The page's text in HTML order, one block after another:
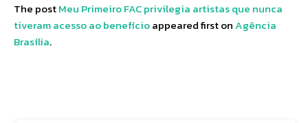
The postMeu Primeiro FAC privilegia artistas que nunca
tiveram acesso ao benefícioappeared first onAgência
Brasília.